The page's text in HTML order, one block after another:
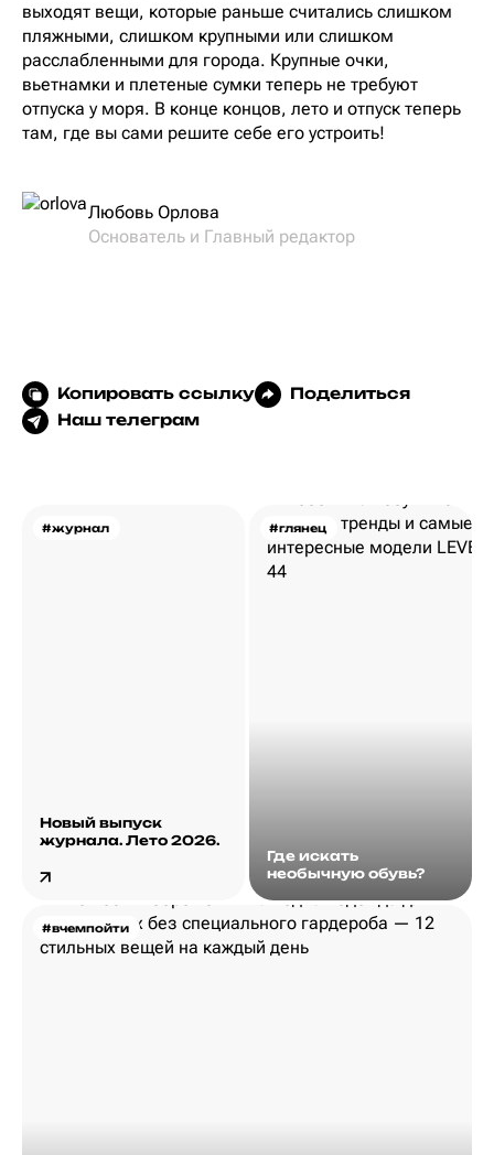
выходят вещи, которые раньше считались слишком
пляжными, слишком крупными или слишком
расслабленными для города. Крупные очки,
вьетнамки и плетеные сумки теперь не требуют
отпуска у моря. В конце концов, лето и отпуск теперь
там, где вы сами решите себе его устроить!
Любовь Орлова
Основатель и Главный редактор
Копировать ссылку
Поделиться
Наш телеграм
#журнал
Новый выпуск
журнала. Лето 2026.
#глянец
Где искать
необычную обувь?
#вчемпойти